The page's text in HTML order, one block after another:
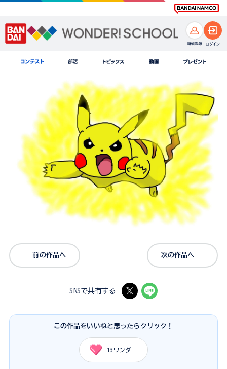
前の作品へ 次の作品へ
SNSで共有する
この作品をいいねと思ったらクリック！
13 ワンダー